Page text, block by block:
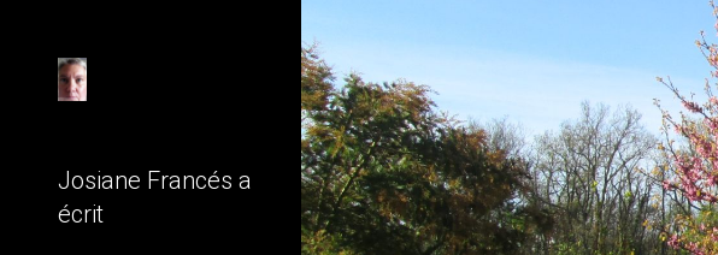
Josiane Francés a
écrit